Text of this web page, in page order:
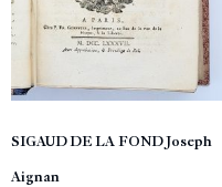
SIGAUD DE LA FOND Joseph
Aignan